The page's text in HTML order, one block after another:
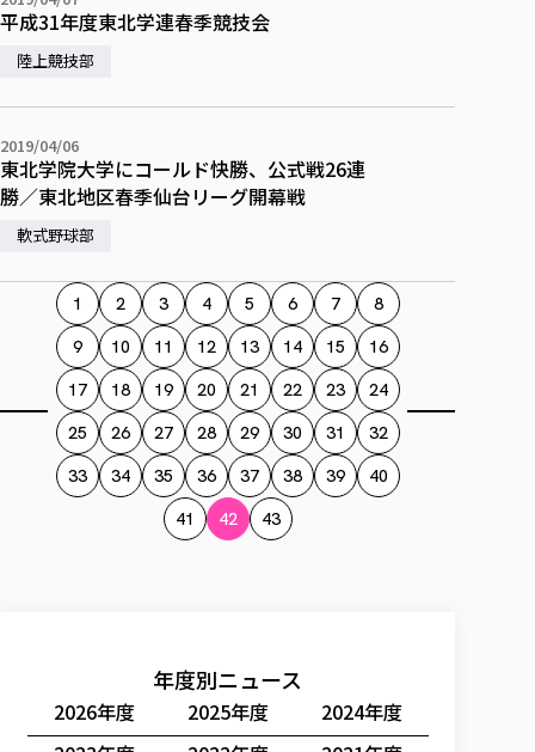
平成31年度東北学連春季競技会
陸上競技部
2019/04/06
東北学院大学にコールド快勝、公式戦26連
勝／東北地区春季仙台リーグ開幕戦
軟式野球部
1 2 3 4 5 6 7
8
9
10 11 12 13 14 15
16
17
18 19 20 21 22 23
24
25
26 27 28 29 30 31
32
33
34 35 36 37 38 39
40
41
42 43
年度別ニュース
2026年度 2025年度
2024年度